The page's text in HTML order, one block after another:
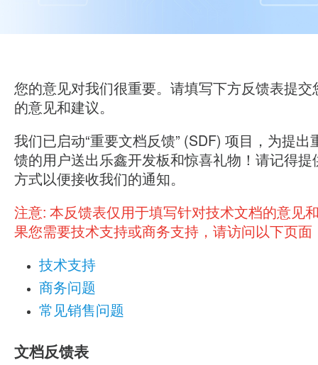
您的意见对我们很重要。请填写下方反馈表提交
的意见和建议。
我们已启动“重要文档反馈” (SDF) 项目，为提出
馈的用户送出乐鑫开发板和惊喜礼物！请记得提
方式以便接收我们的通知。
注意: 本反馈表仅用于填写针对技术文档的意见
果您需要技术支持或商务支持，请访问以下页面
技术支持
商务问题
常见销售问题
文档反馈表